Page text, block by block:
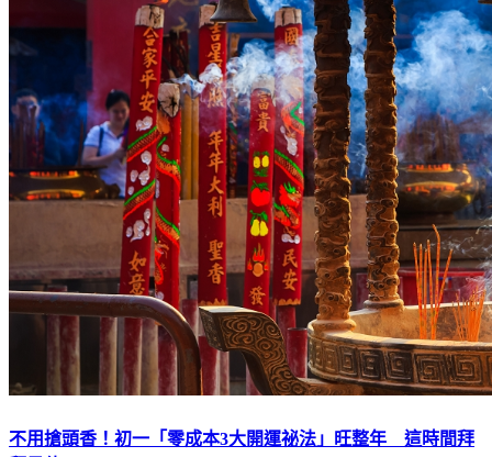
不用搶頭香！初一「零成本3大開運祕法」旺整年 這時間拜